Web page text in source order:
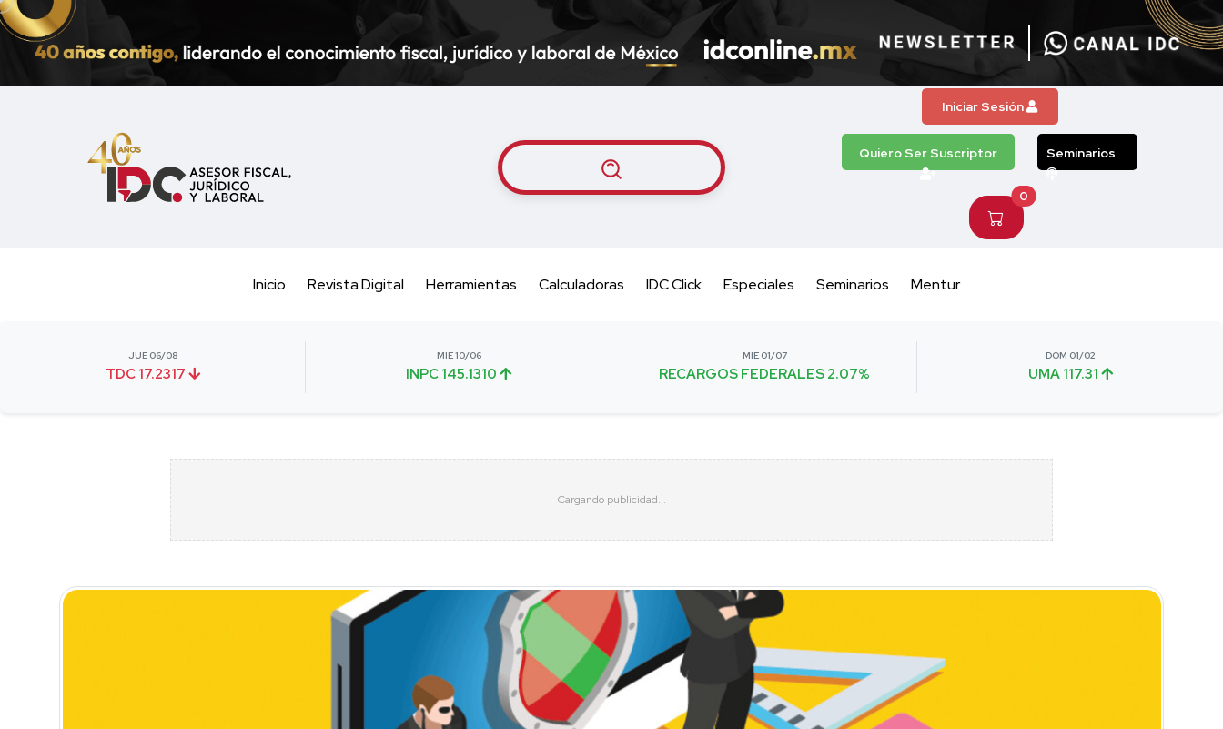
Iniciar Sesión
Quiero Ser Suscriptor Seminarios
0
Inicio Revista Digital Herramientas Calculadoras IDC Click Especiales Seminarios Mentur
JUE 06/08
TDC 17.2317
MIE 10/06
INPC 145.1310
MIE 01/07
RECARGOS FEDERALES 2.07%
DOM 01/02
UMA 117.31